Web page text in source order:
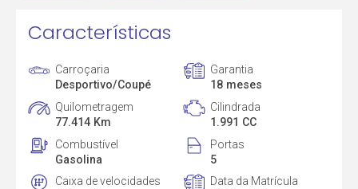
Características
Carroçaria
Desportivo/Coupé
Garantia
18 meses
Quilometragem
77.414 Km
Cilindrada
1.991 CC
Combustível
Gasolina
Portas
5
Caixa de velocidades
Data da Matrícula